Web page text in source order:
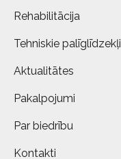
Rehabilitācija
Tehniskie palīglīdzekļi
Aktualitātes
Pakalpojumi
Par biedrību
Kontakti